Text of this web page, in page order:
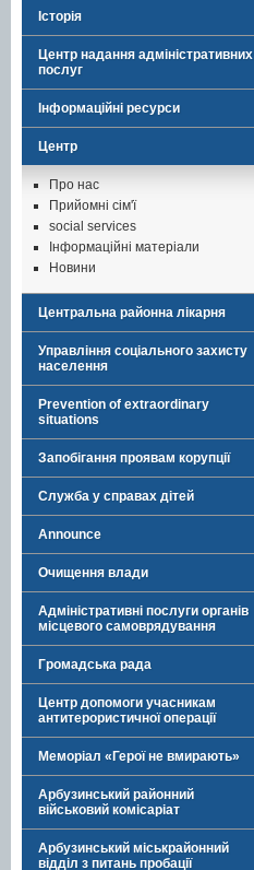
Історія
Центр надання адміністративних
послуг
Інформаційні ресурси
Центр
Про нас
Прийомні сім'ї
social services
Інформаційні матеріали
Новини
Центральна районна лікарня
Управління соціального захисту
населення
Prevention of extraordinary
situations
Запобігання проявам корупції
Служба у справах дітей
Announce
Очищення влади
Адміністративні послуги органів
місцевого самоврядування
Громадська рада
Центр допомоги учасникам
антитерористичної операції
Меморіал «Герої не вмирають»
Арбузинський районний
військовий комісаріат
Арбузинський міськрайонний
відділ з питань пробації